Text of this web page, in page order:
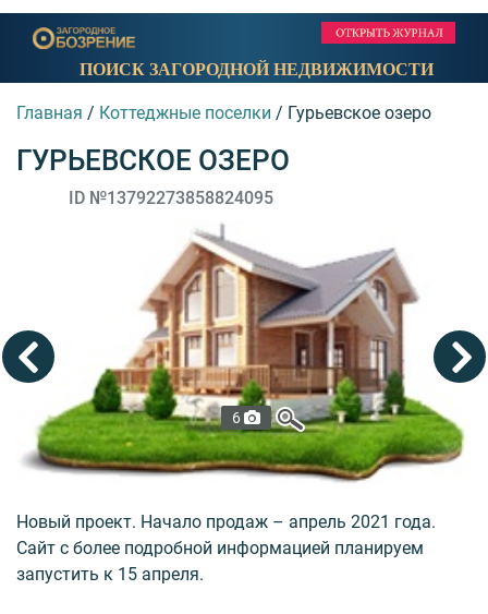
ПОИСК ЗАГОРОДНОЙ НЕДВИЖИМОСТИ
Главная / Коттеджные поселки / Гурьевское озеро
ГУРЬЕВСКОЕ ОЗЕРО
ID №13792273858824095
6
Новый проект. Начало продаж – апрель 2021 года.
Сайт с более подробной информацией планируем
запустить к 15 апреля.